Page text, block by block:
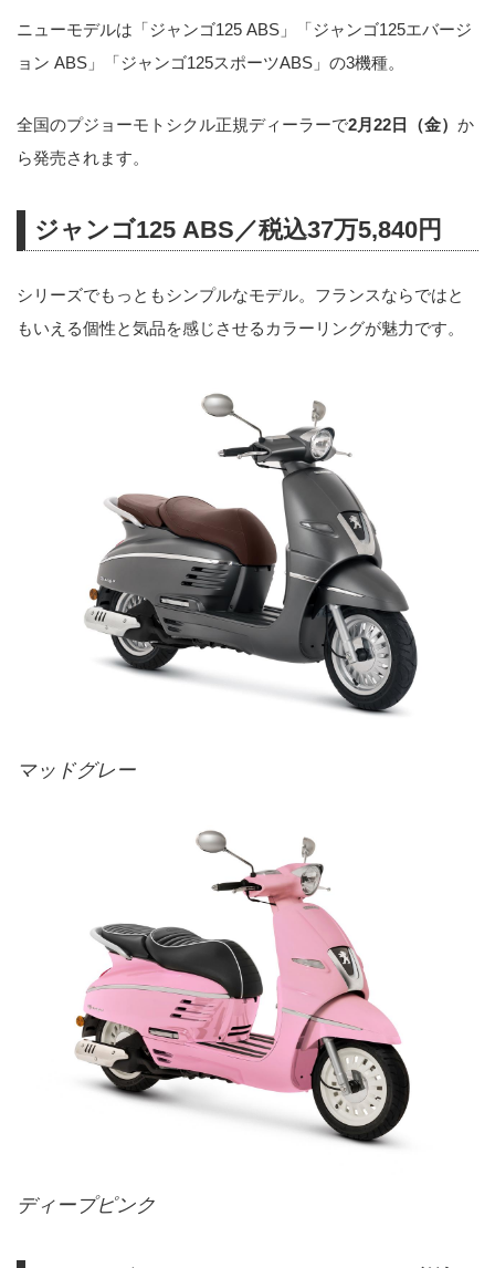
ニューモデルは「ジャンゴ125 ABS」「ジャンゴ125エバージ
ョン ABS」「ジャンゴ125スポーツABS」の3機種。
全国のプジョーモトシクル正規ディーラーで2月22日（金） か
ら発売されます。
ジャンゴ125 ABS／税込37万5,840円
シリーズでもっともシンプルなモデル。フランスならではと
もいえる個性と気品を感じさせるカラーリングが魅力です。
マッドグレー
ディープピンク